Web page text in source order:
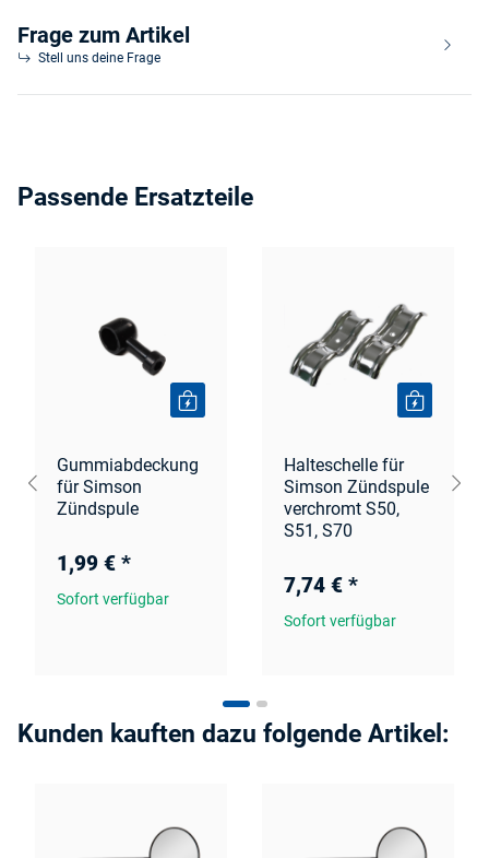
Frage zum Artikel
Stell uns deine Frage
Passende Ersatzteile
Gummiabdeckung
für Simson
Zündspule
1,99 € *
Sofort verfügbar
Halteschelle für
Simson Zündspule
verchromt S50,
S51, S70
7,74 € *
Sofort verfügbar
Kunden kauften dazu folgende Artikel: